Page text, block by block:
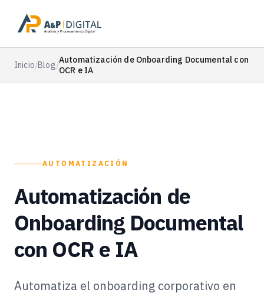
Inicio/Blog/Automatización de Onboarding Documental con
OCR e IA
AUTOMATIZACIÓN
Automatización de
Onboarding Documental
con OCR e IA
Automatiza el onboarding corporativo en